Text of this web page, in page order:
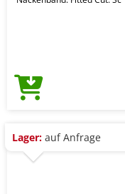
Lager: auf Anfrage